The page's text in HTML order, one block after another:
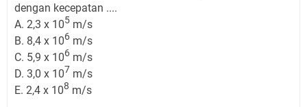
dengan kecepatan ....
A. 2,3 x 105 m/s
B. 8,4 x 106 m/s
C. 5,9 x 106 m/s
D. 3,0 x 107 m/s
E. 2,4 x 108 m/s